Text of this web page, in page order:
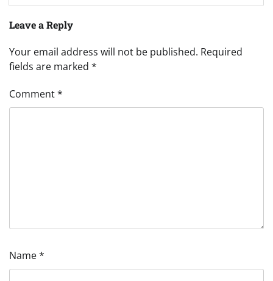
Leave a Reply
Your email address will not be published. Required
fields are marked *
Comment*
Name*